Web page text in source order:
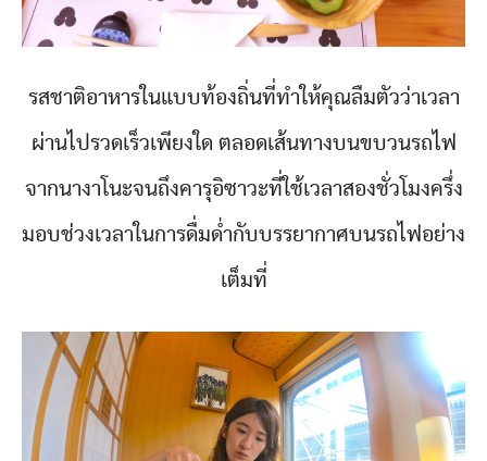
รสชาติอาหารในแบบท้องถิ่นที่ทำให้คุณลืมตัวว่าเวลา
ผ่านไปรวดเร็วเพียงใด ตลอดเส้นทางบนขบวนรถไฟ
จากนางาโนะจนถึงคารุอิซาวะที่ใช้เวลาสองชั่วโมงครึ่ง
มอบช่วงเวลาในการดื่มด่ำกับบรรยากาศบนรถไฟอย่าง
เต็มที่